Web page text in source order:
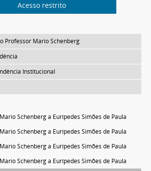
Acesso restrito
Professor Mario Schenberg
Institucional
Schenberg a Eurípedes Simões de Paula
Schenberg a Eurípedes Simões de Paula
Schenberg a Eurípedes Simões de Paula
Schenberg a Eurípedes Simões de Paula